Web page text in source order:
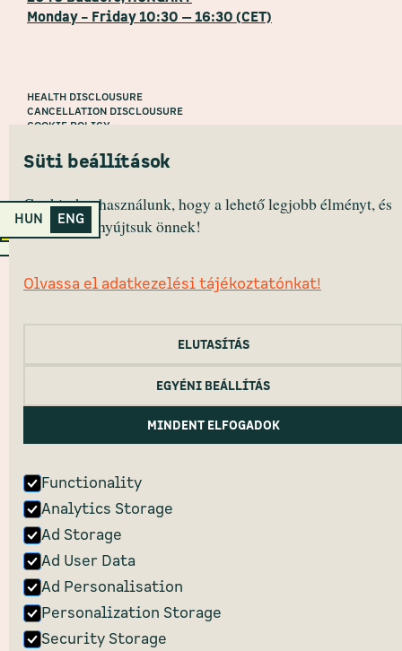
Monday – Friday 10:30 — 16:30 (CET)
2022 Primanima © All Rights Reserved.
HEALTH DISCLOUSURE
CANCELLATION DISCLOUSURE
COOKIE POLICY
Primanima Home
HUN ENG
Süti beállítások
Cookie-kat használunk, hogy a lehető legjobb élményt, és
ajánlatokat nyújtsuk önnek!
Olvassa el adatkezelési tájékoztatónkat!
ELUTASÍTÁS
EGYÉNI BEÁLLÍTÁS
MINDENT ELFOGADOK
Functionality
Analytics Storage
Ad Storage
Ad User Data
Ad Personalisation
Personalization Storage
Security Storage